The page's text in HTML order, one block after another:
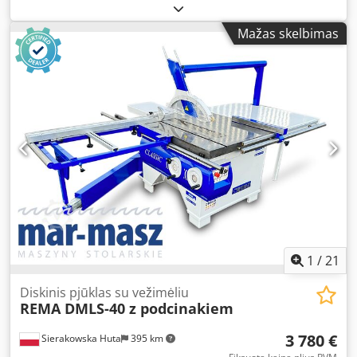
maksimalus apdirbamo elemento plotis: 800 mm -
maksimalus apdirbamo elemento storis: 200 mm viršuje: -
atbuliniai dantukai - dantytas traukos velenas - 3 eilių
spaudikliai - obliavimo velenas 810 mm, 4 peiliams
(sumontuoti 2 vnt.), apie 7,5 kW - spaudiklis - lygus
metalinis traukos velenas apačioje: - reguliuojamas įvado
stalas su slydimo voleliu - obliavimo velenas 810 mm, 4
peiliams (sumontuoti 2 vnt.), 7,5 kW - lygus metalinis
slydimo volelė - elektrinis stalo pakėlimas - ištraukimo
antgalio skersmuo: 120 mm - matmenys
(ilgis/plotis/aukštis): 1900x1450x1350 mm - svoris apie 2500
kg – pagaminta Čekijoje – labai gera būklė – naudotas
oblius Grynasis kaina: 33 500 PLN Grynasis kaina: 7 970
EUR (pagal 4,2 EUR kursą) (Kainos gali keistis priklausomai
nuo valiutų svyravimų)
Mažas skelbimas
1 /21
Sierakowska Huta 395 km
Diskinis pjūklas su vežimėliu
REMA DMLS-40 z podcinakiem
3 780 €